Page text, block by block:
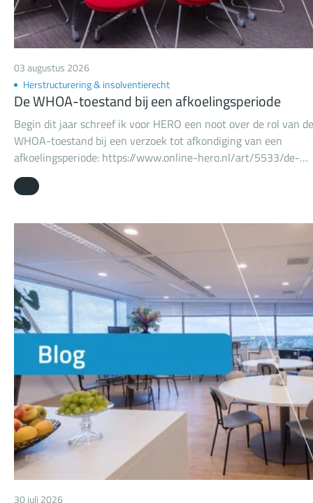
03 augustus 2026
Herstructurering & insolventierecht
De WHOA-toestand bij een afkoelingsperiode
Begin dit jaar schreef ik voor HERO een noot over de rol van de
WHOA-toestand bij een verzoek tot afkondiging van een
afkoelingsperiode: https://www.online-hero.nl/art/5533/de-
whoa-toestand-bij-een-afkoelingsperiode-van-formele-toets-
naar-belangenafweging. Daarbij constateerde ik dat
WHOA-toestand verkeert, terwijl de wet dit helemaal niet
vereist. Ondanks het ontbreken van deze eis in de wet, meen
dat de WHOA-toestand toch terugkomt in de
bij een dergelijk verzoek.
30 juli 2026